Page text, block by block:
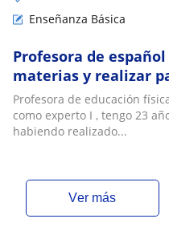
Enseñanza Básica
Profesora de
materias y realizar
físicos para volver a
Profesora de educación
como experto I , tengo 23
habiendo realizado...
ver más